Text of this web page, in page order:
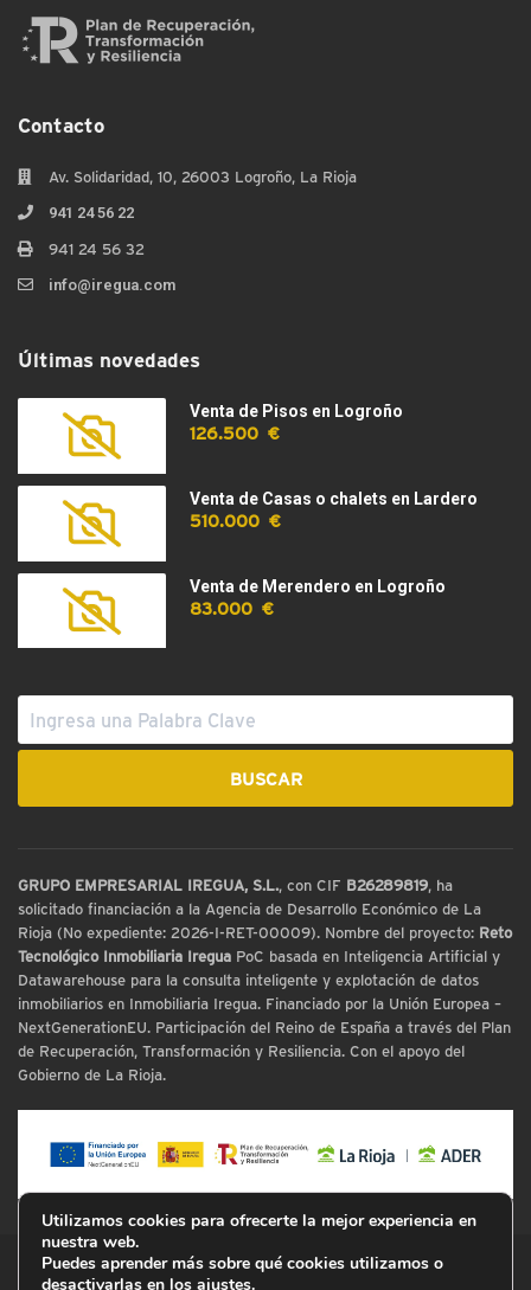
Contacto
Av. Solidaridad, 10, 26003 Logroño, La Rioja
941 24 56 22
941 24 56 32
info@iregua.com
Últimas novedades
Venta de Pisos en Logroño
126.500 €
Venta de Casas o chalets en Lardero
510.000 €
Venta de Merendero en Logroño
83.000 €
GRUPO EMPRESARIAL IREGUA, S.L., con CIF B26289819, ha
solicitado financiación a la Agencia de Desarrollo Económico de La
Rioja (No expediente: 2026-I-RET-00009). Nombre del proyecto: Reto
Tecnológico Inmobiliaria Iregua PoC basada en Inteligencia Artificial y
Datawarehouse para la consulta inteligente y explotación de datos
inmobiliarios en Inmobiliaria Iregua. Financiado por la Unión Europea –
NextGenerationEU. Participación del Reino de España a través del Plan
de Recuperación, Transformación y Resiliencia. Con el apoyo del
Gobierno de La Rioja.
© Inmobiliaria Iregua
Utilizamos cookies para ofrecerte la mejor experiencia en
nuestra web.
Puedes aprender más sobre qué cookies utilizamos o
desactivarlas en los ajustes.